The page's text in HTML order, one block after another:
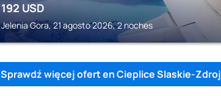
192 USD
Jelenia Gora, 21 agosto 2026, 2 noches
Sprawdź więcej ofert en Cieplice Slaskie-Zdroj